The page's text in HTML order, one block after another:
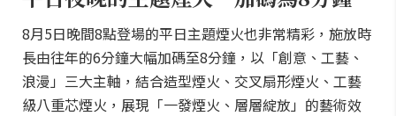
8月5日晚間8點登場的平日主題煙火也非常精彩，施放時
長由往年的6分鐘大幅加碼至8分鐘，以「創意、工藝、
浪漫」三大主軸，結合造型煙火、交叉扇形煙火、工藝
級八重芯煙火，展現「一發煙火、層層綻放」的藝術效